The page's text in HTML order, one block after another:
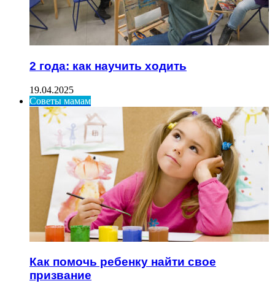
2 года: как научить ходить
19.04.2025
Советы мамам
Как помочь ребенку найти свое
призвание